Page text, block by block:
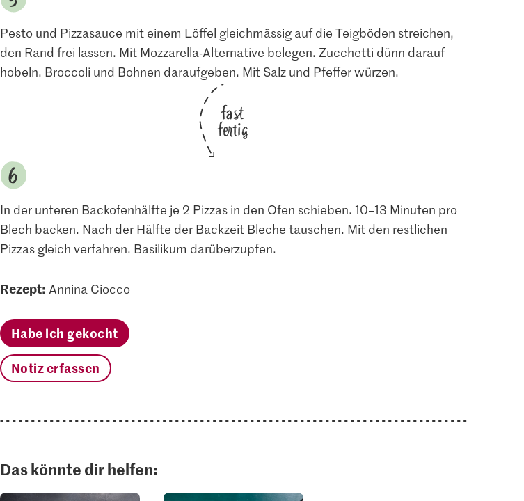
Angebot gilt nur vom 6.8. bis 12.8.2026, solange Vorrat.
3.45
Simply Capresegenuss
18
Pesto und Pizzasauce mit einem Löffel gleichmässig auf die Teigböden streichen,
den Rand frei lassen. Mit Mozzarella-Alternative belegen. Zucchetti dünn darauf
hobeln. Broccoli und Bohnen daraufgeben. Mit Salz und Pfeffer würzen.
fast
fertig
In der unteren Backofenhälfte je 2 Pizzas in den Ofen schieben. 10–13 Minuten pro
Blech backen. Nach der Hälfte der Backzeit Bleche tauschen. Mit den restlichen
Pizzas gleich verfahren. Basilikum darüberzupfen.
Rezept: Annina Ciocco
Habe ich gekocht
Notiz erfassen
Das könnte dir helfen: